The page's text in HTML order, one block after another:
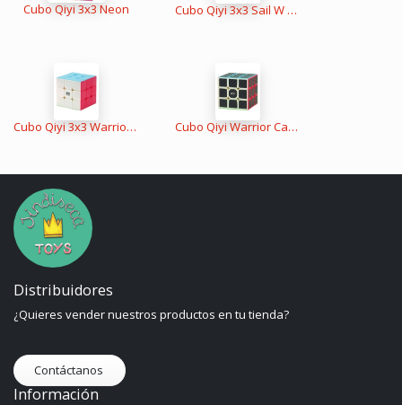
Cubo Qiyi 3x3 Neon Cubo Qiyi 3x3 Sail W Gege
Cubo Qiyi 3x3 Warrior W Stickerless Cubo Qiyi Warrior Carbono 3x3
Distribuidores
¿Quieres vender nuestros productos en tu tienda?
Contáctanos
Información